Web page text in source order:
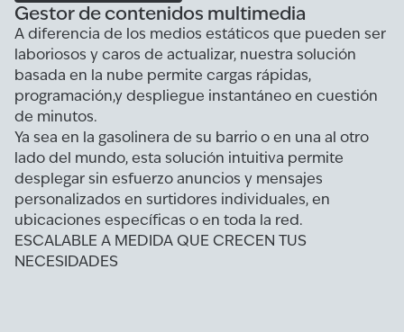
Gestor de contenidos multimedia
A diferencia de los medios estáticos que pueden ser
laboriosos y caros de actualizar, nuestra solución
basada en la nube permite cargas rápidas,
programación,y despliegue instantáneo en cuestión
de minutos.
Ya sea en la gasolinera de su barrio o en una al otro
lado del mundo, esta solución intuitiva permite
desplegar sin esfuerzo anuncios y mensajes
personalizados en surtidores individuales, en
ubicaciones específicas o en toda la red.
ESCALABLE A MEDIDA QUE CRECEN TUS
NECESIDADES